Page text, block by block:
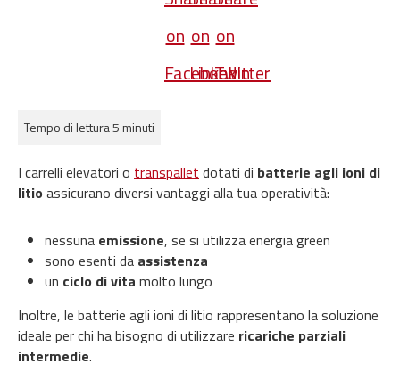
Tempo di lettura 5 minuti
I carrelli elevatori o transpallet dotati di batterie agli ioni di
litio assicurano diversi vantaggi alla tua operatività:
nessuna emissione, se si utilizza energia green
sono esenti da assistenza
un ciclo di vita molto lungo
Inoltre, le batterie agli ioni di litio rappresentano la soluzione
ideale per chi ha bisogno di utilizzare ricariche parziali
intermedie.